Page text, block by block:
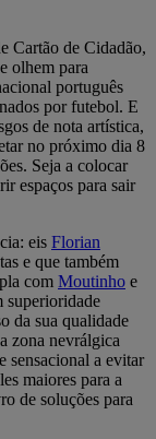
Cartão de Cidadão,
olhem para
português
por futebol. E
de nota artística,
no próximo dia 8
Seja a colocar
espaços para sair
eis Florian
e que também
com Moutinho e
superioridade
da sua qualidade
zona nevrálgica
sensacional a evitar
maiores para a
de soluções para